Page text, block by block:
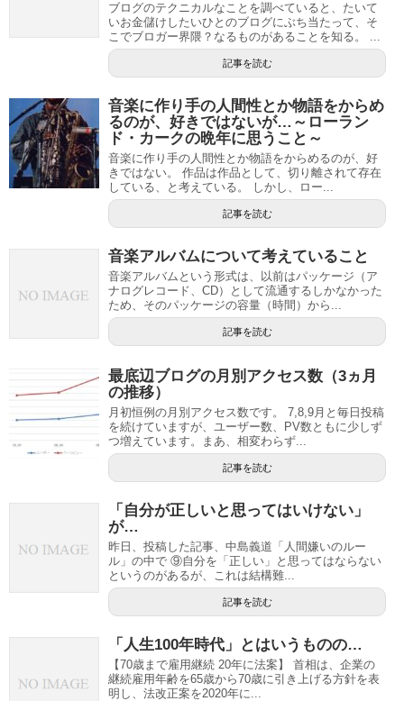
ブログのテクニカルなことを調べていると、たいて
いお金儲けしたいひとのブログにぶち当たって、そ
こでブロガー界隈？なるものがあることを知る。 ...
記事を読む
音楽に作り手の人間性とか物語をからめ
るのが、好きではないが…～ローラン
ド・カークの晩年に思うこと～
音楽に作り手の人間性とか物語をからめるのが、好
きではない。 作品は作品として、切り離されて存在
している、と考えている。 しかし、ロー...
記事を読む
音楽アルバムについて考えていること
音楽アルバムという形式は、以前はパッケージ（ア
ナログレコード、CD）として流通するしかなかった
ため、そのパッケージの容量（時間）から...
記事を読む
最底辺ブログの月別アクセス数（3ヵ月
の推移）
月初恒例の月別アクセス数です。 7,8,9月と毎日投稿
を続けていますが、ユーザー数、PV数ともに少しず
つ増えています。まあ、相変わらず...
記事を読む
「自分が正しいと思ってはいけない」
が…
昨日、投稿した記事、中島義道「人間嫌いのルー
ル」の中で ⑨自分を「正しい」と思ってはならない
というのがあるが、これは結構難...
記事を読む
「人生100年時代」とはいうものの…
【70歳まで雇用継続 20年に法案】 首相は、企業の
継続雇用年齢を65歳から70歳に引き上げる方針を表
明し、法改正案を2020年に...